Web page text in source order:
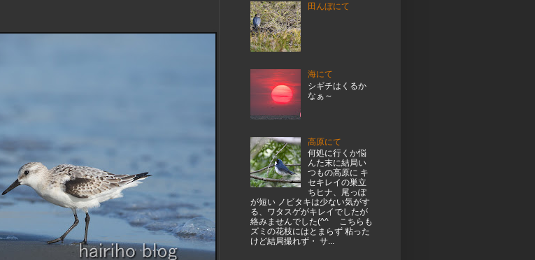
田んぼにて
海にて
シギチはくるか
なぁ～
高原にて
何処に行くか悩
んた末に結局い
つもの高原に キ
セキレイの巣立
ちヒナ、尾っぽ
が短い ノビタキは少ない気がす
る、ワタスゲがキレイでしたが
絡みませんでした(^^ゞ こちらも
ズミの花枝にはとまらず 粘った
けど結局撮れず・ サ...